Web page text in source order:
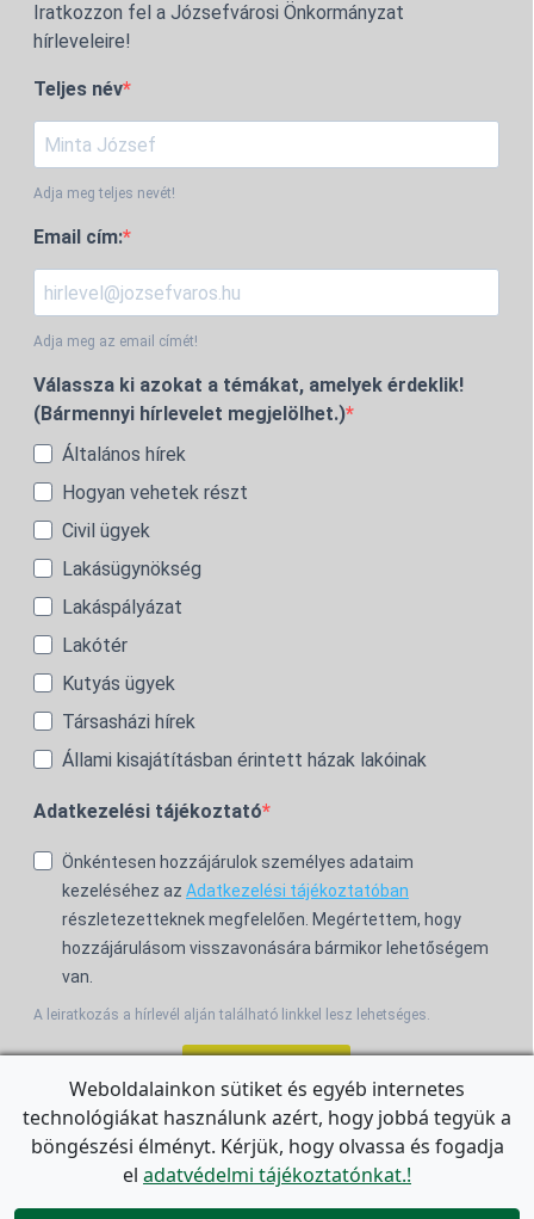
Iratkozzon fel a Józsefvárosi Önkormányzat
hírleveleire!
Teljes név
Adja meg teljes nevét!
Email cím:
Adja meg az email címét!
Válassza ki azokat a témákat, amelyek érdeklik!
(Bármennyi hírlevelet megjelölhet.)
Általános hírek
Hogyan vehetek részt
Civil ügyek
Lakásügynökség
Lakáspályázat
Lakótér
Kutyás ügyek
Társasházi hírek
Állami kisajátításban érintett házak lakóinak
Adatkezelési tájékoztató
Önkéntesen hozzájárulok személyes adataim
kezeléséhez az Adatkezelési tájékoztatóban
részletezetteknek megfelelően. Megértettem, hogy
hozzájárulásom visszavonására bármikor lehetőségem
van.
A leiratkozás a hírlevél alján található linkkel lesz lehetséges.
For the English Newsletter, clickHERE.
Weboldalainkon sütiket és egyéb internetes
technológiákat használunk azért, hogy jobbá tegyük a
böngészési élményt. Kérjük, hogy olvassa és fogadja
el adatvédelmi tájékoztatónkat.!